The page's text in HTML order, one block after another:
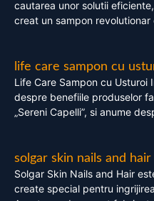
cautarea unor solutii
creat un sampon
life care sampon cu
Life Care Sampon cu
despre benefiile produselor
„Sereni Capelli”, si anume
solgar skin nails and hair
Solgar Skin Nails and Hair
create special pentru